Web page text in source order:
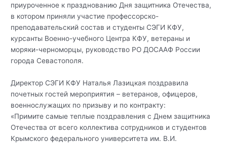
приуроченное к празднованию Дня защитника Отечества,
в котором приняли участие профессорско-
преподавательский состав и студенты СЭГИ КФУ,
курсанты Военно-учебного Центра КФУ, ветераны и
моряки-черноморцы, руководство РО ДОСААФ России
города Севастополя.
Директор СЭГИ КФУ Наталья Лазицкая поздравила
почетных гостей мероприятия – ветеранов, офицеров,
военнослужащих по призыву и по контракту:
«Примите самые теплые поздравления с Днем защитника
Отечества от всего коллектива сотрудников и студентов
Крымского федерального университета им. В.И.